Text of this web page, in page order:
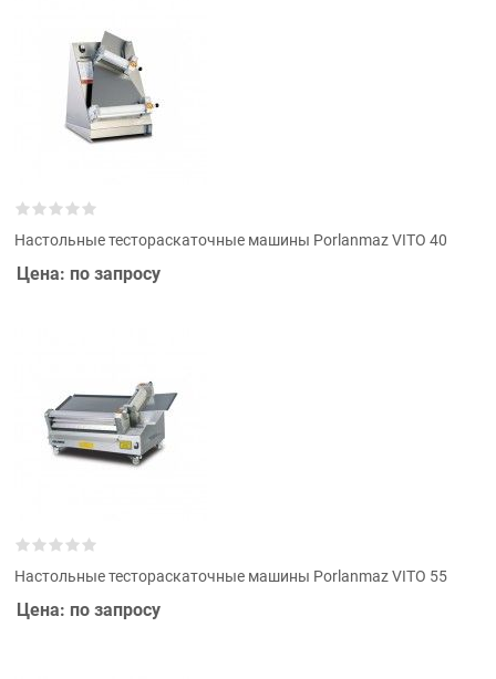
Настольные тестораскаточные машины Porlanmaz VITO 40
Цена: по запросу
Настольные тестораскаточные машины Porlanmaz VITO 55
Цена: по запросу